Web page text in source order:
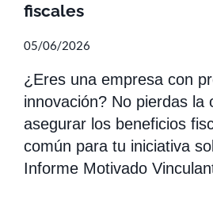
fiscales
05/06/2026
¿Eres una empresa con
innovación? No pierdas la
asegurar los beneficios
común para tu iniciativa
Informe Motivado